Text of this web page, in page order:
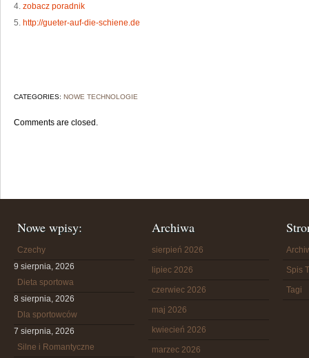
4. zobacz poradnik
5. http://gueter-auf-die-schiene.de
CATEGORIES: NOWE TECHNOLOGIE
Comments are closed.
Nowe wpisy:
Czechy
9 sierpnia, 2026
Dieta sportowa
8 sierpnia, 2026
Dla sportowców
7 sierpnia, 2026
Silne i Romantyczne
Archiwa
sierpień 2026
lipiec 2026
czerwiec 2026
maj 2026
kwiecień 2026
marzec 2026
Spis
Tagi